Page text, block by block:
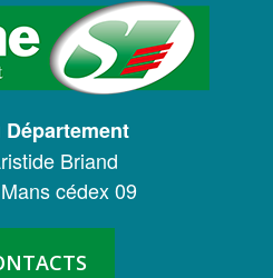
Briand
cédex 09